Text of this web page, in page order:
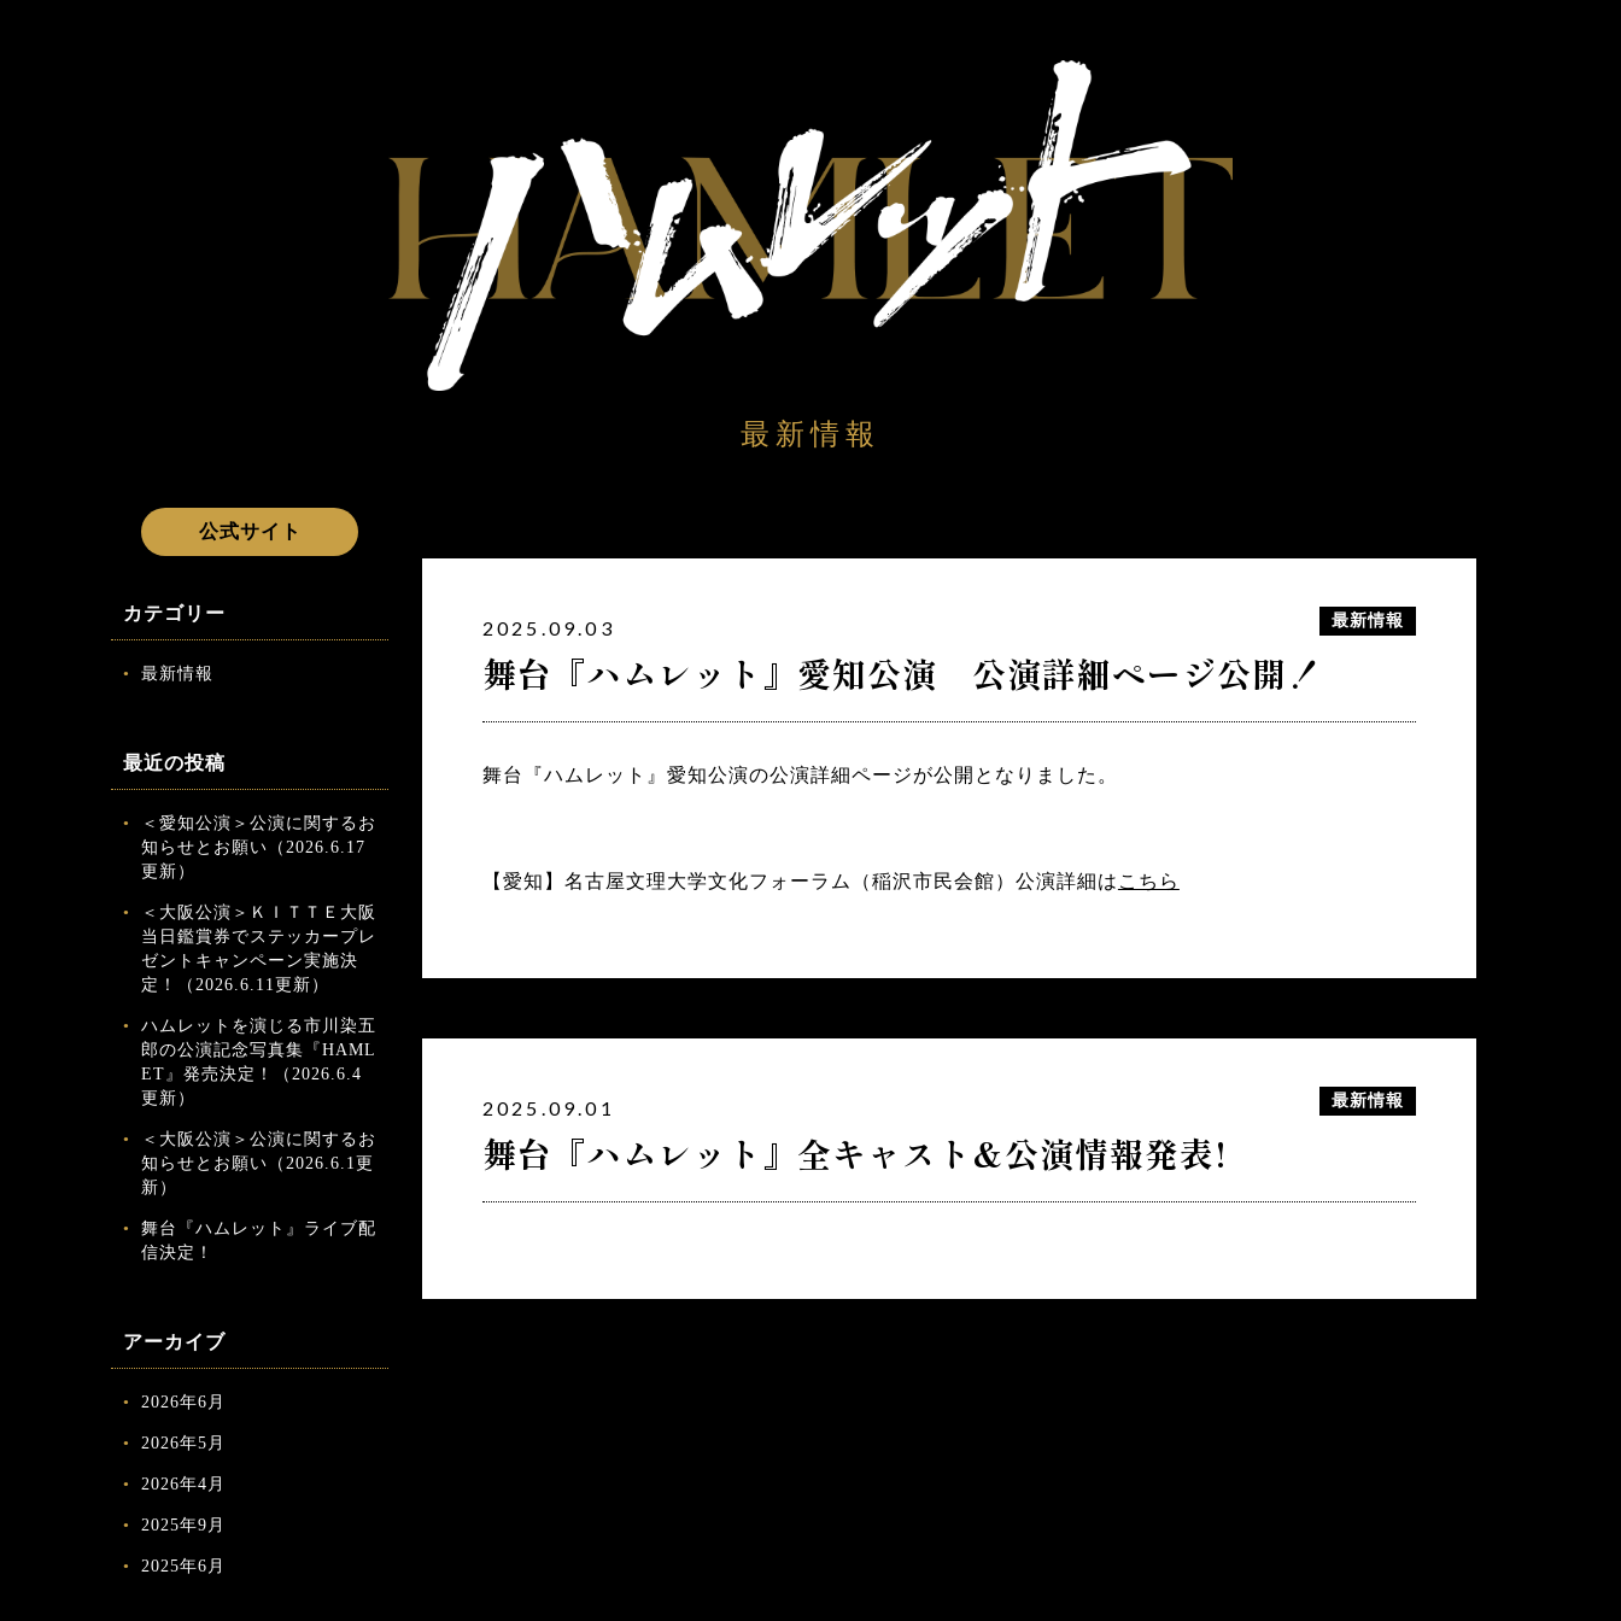
最新情報
公式サイト
カテゴリー
最新情報
最近の投稿
＜愛知公演＞公演に関するお
知らせとお願い（2026.6.17
更新）
＜大阪公演＞ＫＩＴＴＥ大阪
当日鑑賞券でステッカープレ
ゼントキャンペーン実施決
定！（2026.6.11更新）
ハムレットを演じる市川染五
郎の公演記念写真集『HAML
ET』発売決定！（2026.6.4
更新）
＜大阪公演＞公演に関するお
知らせとお願い（2026.6.1更
新）
舞台『ハムレット』ライブ配
信決定！
アーカイブ
2026年6月
2026年5月
2026年4月
2025年9月
2025年6月
2025.09.03 最新情報
舞台『ハムレット』愛知公演 公演詳細ページ公開！
舞台『ハムレット』愛知公演の公演詳細ページが公開となりました。
【愛知】名古屋文理大学文化フォーラム（稲沢市民会館）公演詳細は こちら
2025.09.01 最新情報
舞台『ハムレット』全キャスト&公演情報発表!